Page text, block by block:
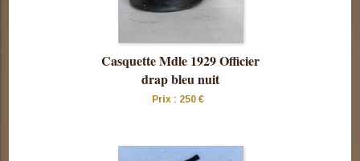
cette pièce
Casquette Mdle 1929 Officier
drap bleu nuit
Prix : 250 €